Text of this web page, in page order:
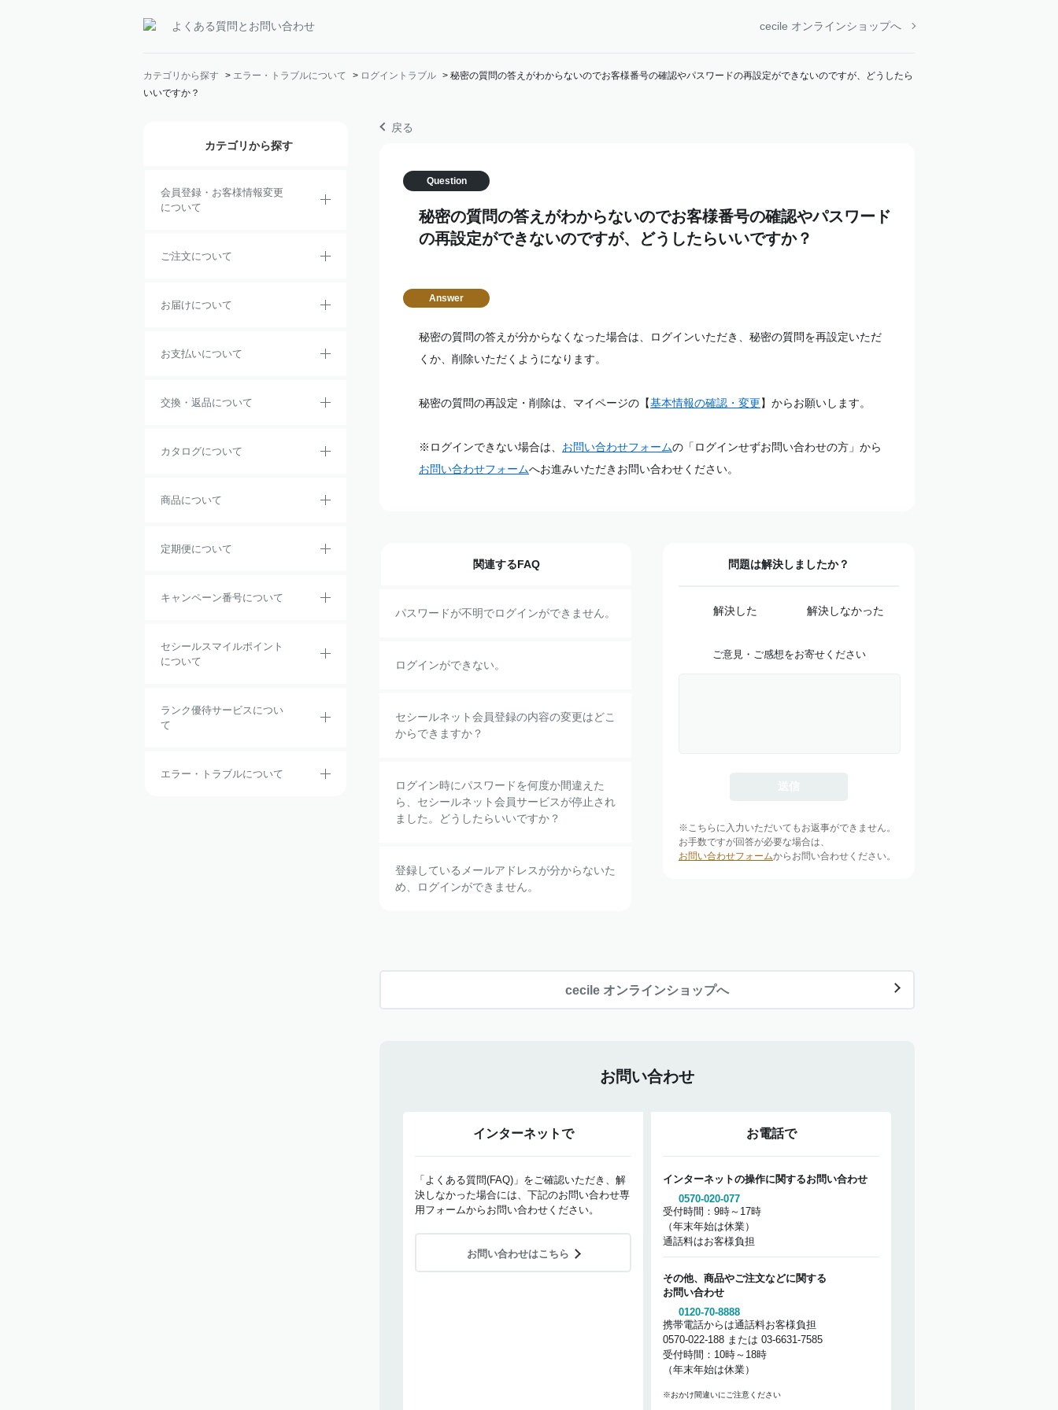
よくある質問とお問い合わせ cecile オンラインショップへ
カテゴリから探す > エラー・トラブルについて > ログイントラブル > 秘密の質問の答えがわからないのでお客様番号の確認やパスワードの再設定ができないのですが、どうしたら
いいですか？
カテゴリから探す
会員登録・お客様情報変更
について
ご注文について
お届けについて
お支払いについて
交換・返品について
カタログについて
商品について
定期便について
キャンペーン番号について
セシールスマイルポイント
について
ランク優待サービスについ
て
エラー・トラブルについて
戻る
秘密の質問の答えがわからないのでお客様番号の確認やパスワード
の再設定ができないのですが、どうしたらいいですか？
秘密の質問の答えが分からなくなった場合は、ログインいただき、秘密の質問を再設定いただ
くか、削除いただくようになります。
秘密の質問の再設定・削除は、マイページの【基本情報の確認・変更】からお願いします。
※ログインできない場合は、 お問い合わせフォームの「ログインせずお問い合わせの方」から
お問い合わせフォームへお進みいただきお問い合わせください。
関連するFAQ
パスワードが不明でログインができません。
ログインができない。
セシールネット会員登録の内容の変更はどこ
からできますか？
ログイン時にパスワードを何度か間違えた
ら、セシールネット会員サービスが停止され
ました。どうしたらいいですか？
登録しているメールアドレスが分からないた
め、ログインができません。
問題は解決しましたか？
解決した 解決しなかった
ご意見・ご感想をお寄せください
※こちらに入力いただいてもお返事ができません。
お手数ですが回答が必要な場合は、
お問い合わせフォームからお問い合わせください。
cecile オンラインショップへ
お問い合わせ
インターネットで
「よくある質問(FAQ)」をご確認いただき、解
決しなかった場合には、下記のお問い合わせ専
用フォームからお問い合わせください。
お問い合わせはこちら
お電話で
インターネットの操作に関するお問い合わせ
0570-020-077
受付時間：9時～17時
（年末年始は休業）
通話料はお客様負担
その他、商品やご注文などに関する
お問い合わせ
0120-70-8888
携帯電話からは通話料お客様負担
0570-022-188 または 03-6631-7585
受付時間：10時～18時
（年末年始は休業）
※おかけ間違いにご注意ください